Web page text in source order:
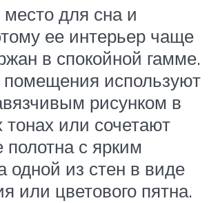
для сна и
ее интерьер чаще
в спокойной гамме.
используют
рисунком в
тонах или сочетают
полотна с ярким
одной из стен в виде
или цветового пятна.